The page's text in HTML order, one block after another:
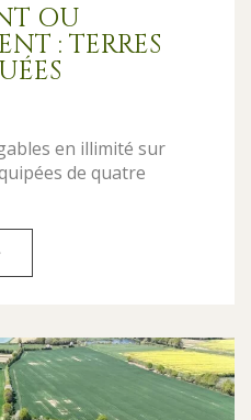
OU
: TERRES
en illimité sur
de quatre